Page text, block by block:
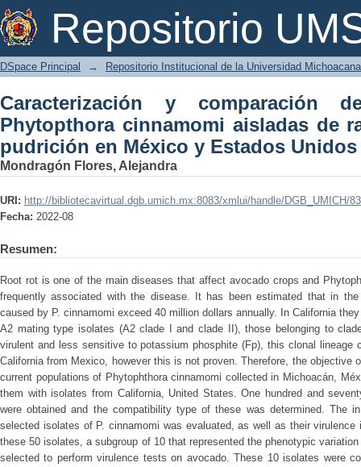
Repositorio
Caracterización y comparación
aisladas de raíz de aguacate con
DSpace Principal → Repositorio Institucional de la Universidad
Caracterización y comparación
Phytopthora cinnamomi aisladas de
pudrición en México y Estados Unidos
Mondragón Flores, Alejandra
URI: http://bibliotecavirtual.dgb.umich.mx:8083/xmlui/handle/DGB_UMICH/
Fecha: 2022-08
Resumen:
Root rot is one of the main diseases that affect avocado crops and
frequently associated with the disease. It has been estimated that in
caused by P. cinnamomi exceed 40 million dollars annually. In California
A2 mating type isolates (A2 clade I and clade II), those belonging to
virulent and less sensitive to potassium phosphite (Fp), this clonal lineage
California from Mexico, however this is not proven. Therefore, the objective
current populations of Phytophthora cinnamomi collected in Michoacán,
them with isolates from California, United States. One hundred and
were obtained and the compatibility type of these was determined. The
selected isolates of P. cinnamomi was evaluated, as well as their virulence
these 50 isolates, a subgroup of 10 that represented the phenotypic
selected to perform virulence tests on avocado. These 10 isolates were